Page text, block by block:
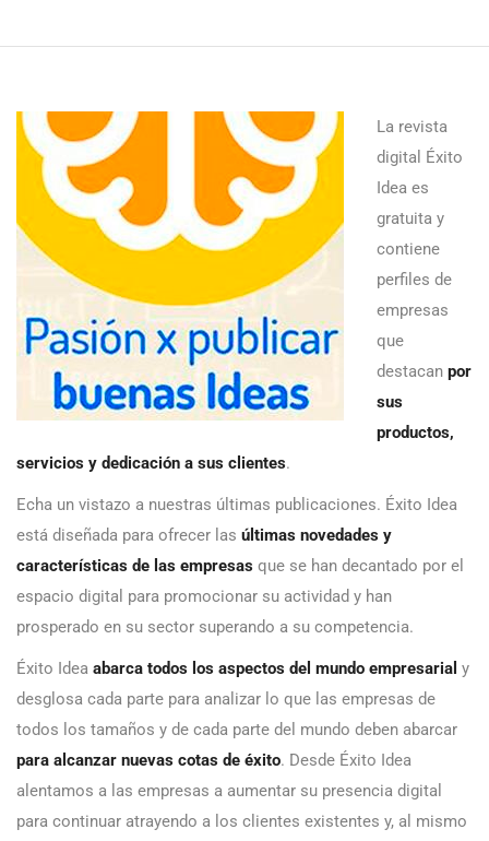
La revista
digital Éxito
Idea es
gratuita y
contiene
perfiles de
empresas
que
destacan por
sus
productos,
servicios y dedicación a sus clientes.
Echa un vistazo a nuestras últimas publicaciones. Éxito Idea
está diseñada para ofrecer las últimas novedades y
características de las empresas que se han decantado por el
espacio digital para promocionar su actividad y han
prosperado en su sector superando a su competencia.
Éxito Idea abarca todos los aspectos del mundo empresarial y
desglosa cada parte para analizar lo que las empresas de
todos los tamaños y de cada parte del mundo deben abarcar
para alcanzar nuevas cotas de éxito. Desde Éxito Idea
alentamos a las empresas a aumentar su presencia digital
para continuar atrayendo a los clientes existentes y, al mismo